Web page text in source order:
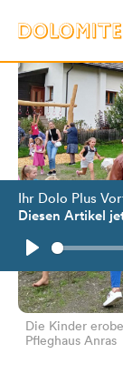
Ihr Dolo Plus
Diesen Artikel
Play
Die Kinder
Pfleghaus Anras